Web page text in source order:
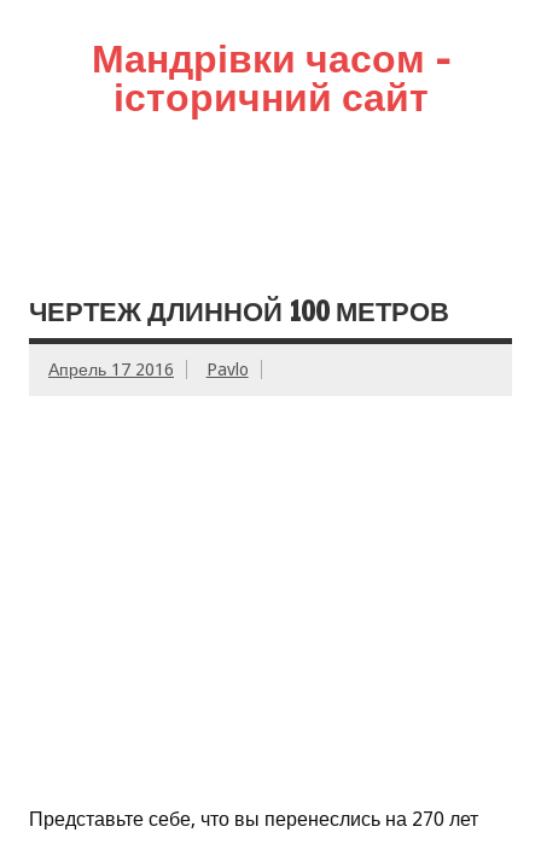
Мандрівки часом –
історичний сайт
ЧЕРТЕЖ ДЛИННОЙ 100 МЕТРОВ
Апрель 17 2016 Pavlo
Представьте себе, что вы перенеслись на 270 лет